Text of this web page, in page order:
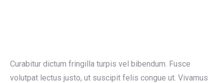
Curabitur dictum fringilla turpis vel bibendum. Fusce
volutpat lectus justo, ut suscipit felis congue ut. Vivamus